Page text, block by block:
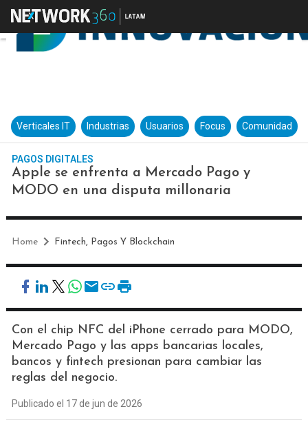
Verticales IT Industrias Usuarios Focus Comunidad
PAGOS DIGITALES
Apple se enfrenta a Mercado Pago y
MODO en una disputa millonaria
Home Fintech, Pagos Y Blockchain
Con el chip NFC del iPhone cerrado para MODO,
Mercado Pago y las apps bancarias locales,
bancos y fintech presionan para cambiar las
reglas del negocio.
Publicado el 17 de jun de 2026